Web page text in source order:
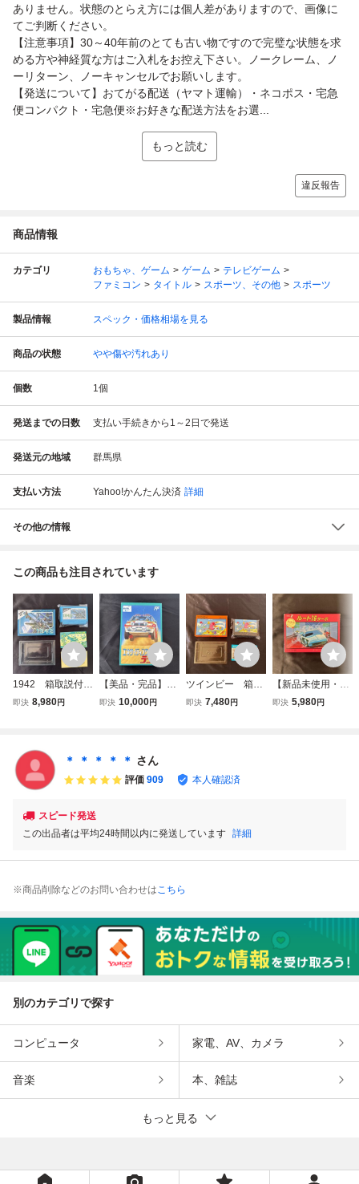
ありません。状態のとらえ方には個人差がありますので、画像に
てご判断ください。
【注意事項】30～40年前のとても古い物ですので完璧な状態を求
める方や神経質な方はご入札をお控え下さい。ノークレーム、ノ
ーリターン、ノーキャンセルでお願いします。
【発送について】おてがる配送（ヤマト運輸）・ネコポス・宅急
便コンパクト・宅急便※お好きな配送方法をお選...
もっと読む
違反報告
商品情報
カテゴリ おもちゃ、ゲーム ゲーム
テレビゲーム
ファミコン
タイトル スポーツ、その他 スポーツ
製品情報 スペック・価格相場を見る
商品の状態 やや傷や汚れあり
個数 1個
発送までの日数 支払い手続きから1～2日で発送
発送元の地域 群馬県
支払い方法 Yahoo!かんたん決済 詳細
その他の情報
この商品も注目されています
1942 箱取説付き
完品 美品 FC
コレクター引退
レトロゲーム シ
ューティングゲー
即決 8,980円
【美品・完品】エ
キサイティングラ
ーム ファミリー
コレクター引退
即決 10,000円
ツインビー 箱説
明書付き ファミ
ター コレクター
即決 7,480円
【新品未使用・完
品】ルート16ター
即決 5,980円
＊ ＊ ＊ ＊ ＊ さん
評価 909 本人確認済
スピード発送
この出品者は平均24時間以内に発送しています 詳細
※商品削除などのお問い合わせはこちら
別のカテゴリで探す
コンピュータ 家電、AV、カメラ
音楽 本、雑誌
もっと見る